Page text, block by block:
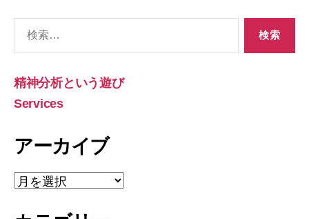
象:
精神分析という遊び
Services
アーカイブ
ア
ー